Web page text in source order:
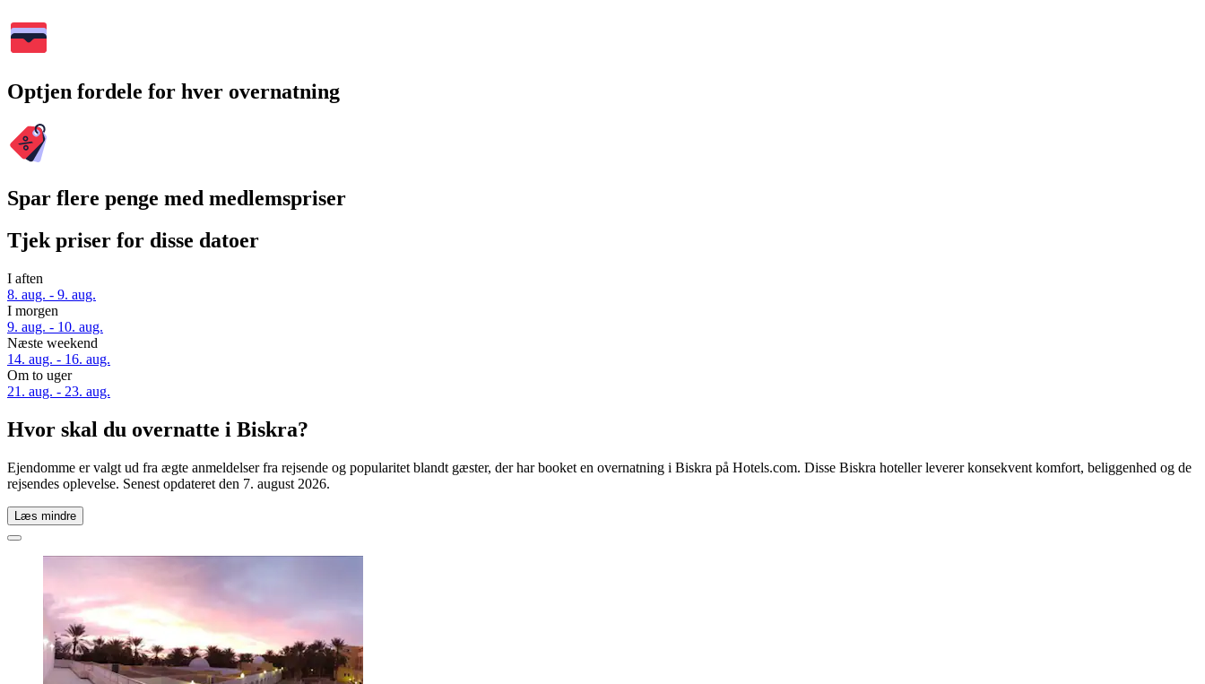
Optjen fordele for hver overnatning
Spar flere penge med medlemspriser
Tjek priser for disse datoer
I aften
8. aug. - 9. aug.
I morgen
9. aug. - 10. aug.
Næste weekend
14. aug. - 16. aug.
Om to uger
21. aug. - 23. aug.
Hvor skal du overnatte i Biskra?
Ejendomme er valgt ud fra ægte anmeldelser fra rejsende og popularitet blandt gæster, der har booket en overnatning i Biskra på Hotels.com. Disse Biskra hoteller leverer konsekvent komfort, beliggenhed og de
rejsendes oplevelse. Senest opdateret den 7. august 2026.
Læs mindre